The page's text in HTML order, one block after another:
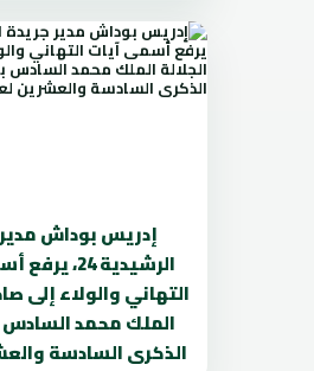
إدريس بوداش
الرشيدية 24،
التهاني والولاء إلى
الملك محمد السادس
الذكرى السادسة